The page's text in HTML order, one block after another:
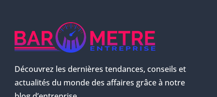
Découvrez les dernières tendances, conseils et
actualités du monde des affaires grâce à notre